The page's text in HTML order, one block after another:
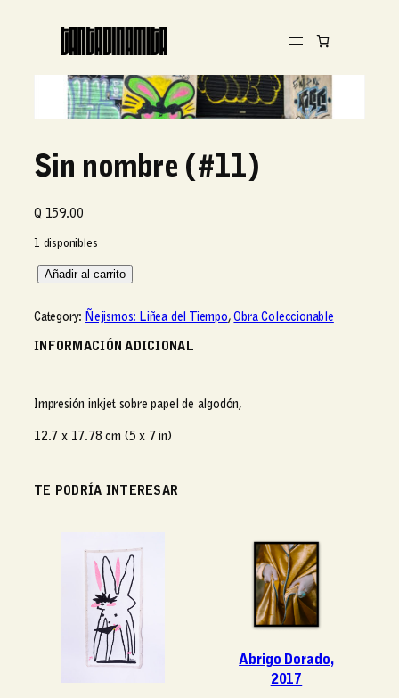
Sin nombre (#11)
Q159.00
1 disponibles
n
o
r
(
1
Añadir al carrito
Category: Ñejismos: Liñea del Tiempo, Obra Coleccionable
INFORMACIÓN ADICIONAL
Impresión inkjet sobre papel de algodón,
12.7 x 17.78 cm (5 x 7 in)
TE PODRÍA INTERESAR
Abrigo Dorado,
2017